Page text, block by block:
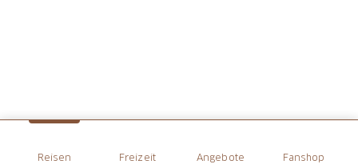
Reisen Freizeit Angebote Fanshop